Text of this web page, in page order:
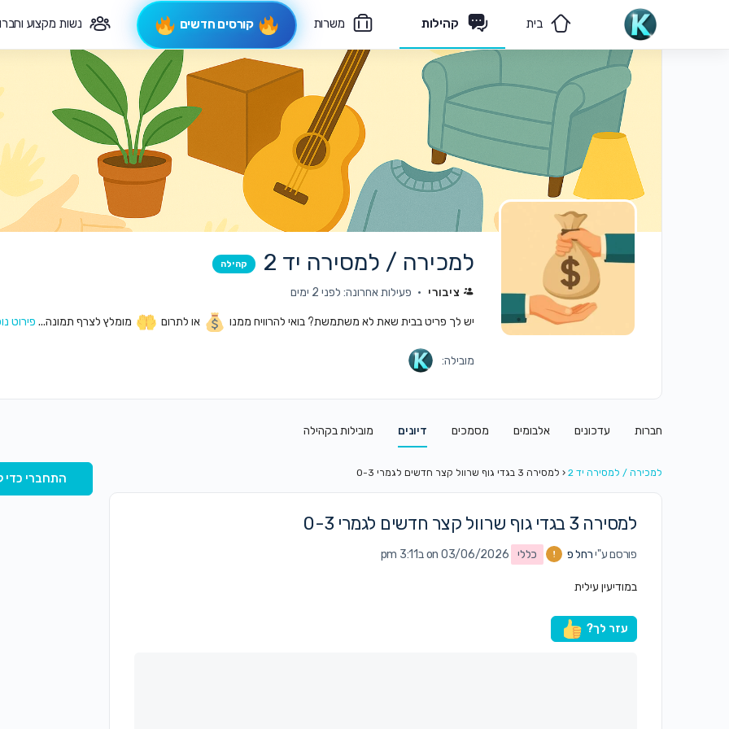
בית קהילות משרות קורסים חדשים נשות מקצוע
הצוות שלנו פיקוח תורני צרי קשר
למכירה / למסירה יד 2 קהילה
ציבורי פעילות אחרונה: לפני 2 ימים
יש לך פריט בבית שאת לא משתמשת? בואי להרוויח ממנו או לתרום מומלץ לצרף תמונה... פירוט
מובילה:
חברות עדכונים אלבומים מסמכים דיונים מובילות בקהילה
למכירה / למסירה יד 2 ‹ למסירה 3 בגדי גוף שרוול קצר חדשים לגמרי 0-3
למסירה 3 בגדי גוף שרוול קצר חדשים לגמרי 0-3
פורסם ע"ירחל פ כללי on 03/06/2026 ב3:11 pm
במודיעין עילית
עזר לך?
התחברי כדי